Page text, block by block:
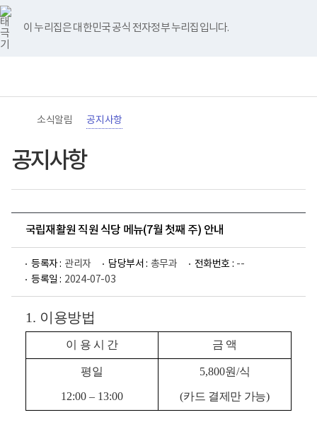
바
로
가
기
메
이 누리집은 대한민국 공식 전자정부 누리집입니다.
너
비
767px
이
하
영
검
메
홈
소식알림 공지사항
공지사항
국립재활원 직원 식당 메뉴(7월 첫째 주) 안내
등록자 : 관리자 담당부서 : 총무과 전화번호 : --
등록일 : 2024-07-03
1. 이용방법
이 용 시 간 금 액
평일
12:00 – 13:00
5,800원/식
(카드 결제만 가능)
유
튜
브
블
로
그
인
스
타
그
램
페
이
스
북